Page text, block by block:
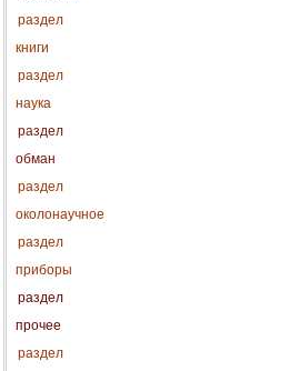
раздел
книги
раздел
наука
раздел
обман
раздел
околонаучное
раздел
приборы
раздел
прочее
раздел